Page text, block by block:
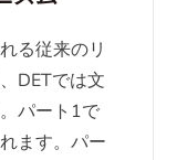
る従来のリ
DETでは文
パート1で
ます。パー